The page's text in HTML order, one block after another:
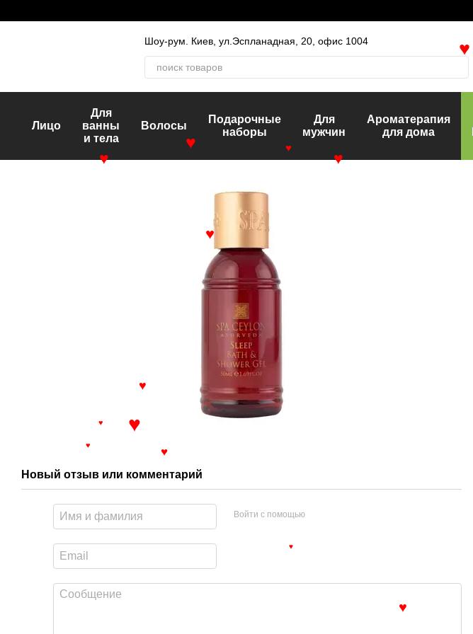
Шоу-рум. Киев, ул.Эспланадная, 20, офис 1004
Лицо
Для
ванны
и тела
Волосы
Подарочные
наборы
Для
мужчин
Ароматерапия
для дома
Новый отзыв или комментарий
Войти с помощью
♥
♥